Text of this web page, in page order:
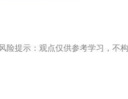
风险提示：观点仅供参考学习，不